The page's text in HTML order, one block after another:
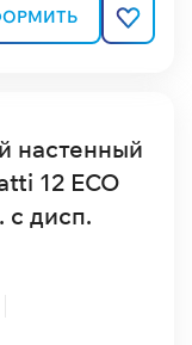
настенный
12 ECO
с дисп.